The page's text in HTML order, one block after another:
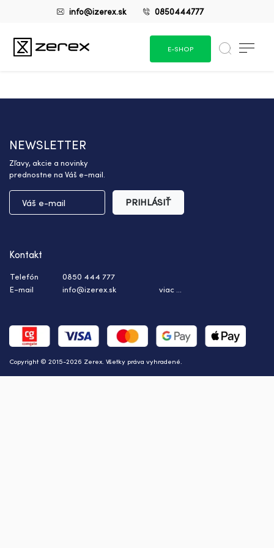
info@izerex.sk 0850444777
E-SHOP
NEWSLETTER
Zľavy, akcie a novinky
prednostne na Váš e-mail.
PRIHLÁSIŤ
Copyright © 2015-2026 Zerex. Všetky práva vyhradené.
Kontakt
Telefón
0850 444 777
E-mail
info@izerex.sk viac ...